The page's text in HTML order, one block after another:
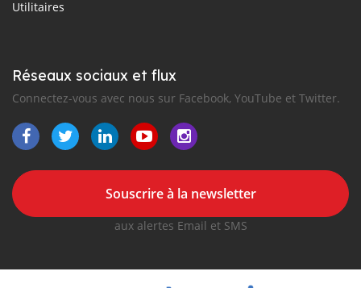
Utilitaires
Réseaux sociaux et flux
Connectez-vous avec nous sur Facebook, YouTube et Twitter.
Souscrire à la newsletter
aux alertes Email et SMS